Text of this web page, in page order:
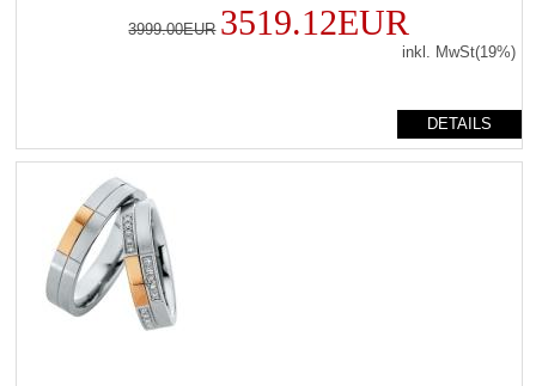
3999.00EUR 3519.12EUR
inkl. MwSt(19%)
DETAILS